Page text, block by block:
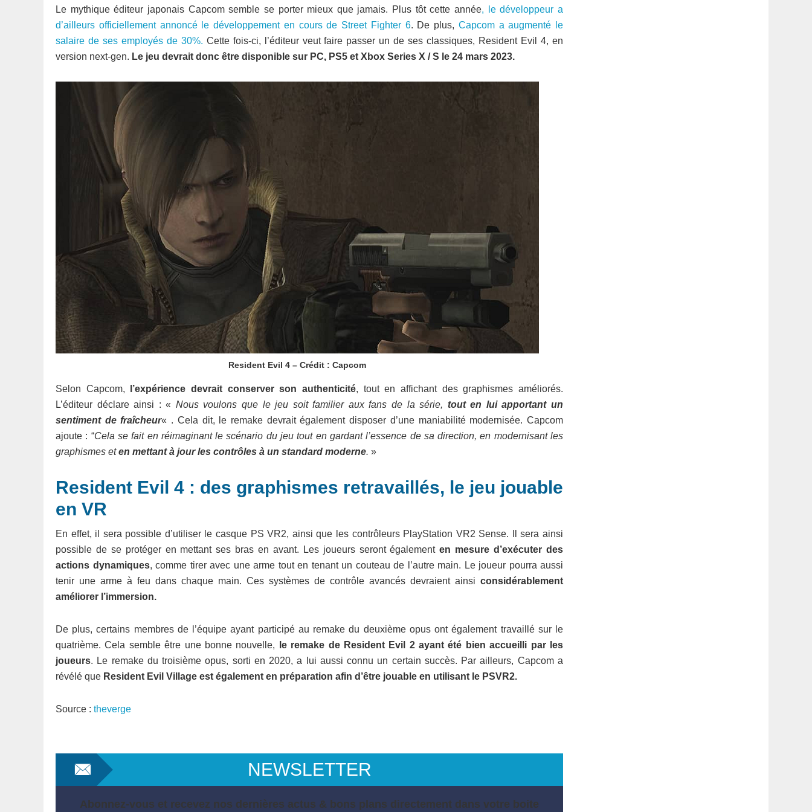
Le mythique éditeur japonais Capcom semble se porter mieux que jamais. Plus tôt cette année, le développeur a
d’ailleurs officiellement annoncé le développement en cours de Street Fighter 6. De plus, Capcom a augmenté le
salaire de ses employés de 30%. Cette fois-ci, l’éditeur veut faire passer un de ses classiques, Resident Evil 4, en
version next-gen. Le jeu devrait donc être disponible sur PC, PS5 et Xbox Series X / S le 24 mars 2023.
Resident Evil 4 – Crédit : Capcom
Selon Capcom, l’expérience devrait conserver son authenticité, tout en affichant des graphismes améliorés.
L’éditeur déclare ainsi : « Nous voulons que le jeu soit familier aux fans de la série, tout en lui apportant un
sentiment de fraîcheur« . Cela dit, le remake devrait également disposer d’une maniabilité modernisée. Capcom
ajoute : “Cela se fait en réimaginant le scénario du jeu tout en gardant l’essence de sa direction, en modernisant les
graphismes eten mettant à jour les contrôles à un standard moderne. »
Resident Evil 4 : des graphismes retravaillés, le jeu jouable
en VR
En effet, il sera possible d’utiliser le casque PS VR2, ainsi que les contrôleurs PlayStation VR2 Sense. Il sera ainsi
possible de se protéger en mettant ses bras en avant. Les joueurs seront égalementen mesure d’exécuter des
actions dynamiques, comme tirer avec une arme tout en tenant un couteau de l’autre main. Le joueur pourra aussi
tenir une arme à feu dans chaque main. Ces systèmes de contrôle avancés devraient ainsi considérablement
améliorer l’immersion.
De plus, certains membres de l’équipe ayant participé au remake du deuxième opus ont également travaillé sur le
quatrième. Cela semble être une bonne nouvelle,
le remake de Resident Evil 2 ayant été bien accueilli par les
joueurs. Le remake du troisième opus, sorti en 2020, a lui aussi connu un certain succès. Par ailleurs, Capcom a
révélé que Resident Evil Village est également en préparation afin d’être jouable en utilisant le PSVR2.
Source : theverge
NEWSLETTER
Abonnez-vous et recevez nos dernières actus & bons plans directement dans votre boite